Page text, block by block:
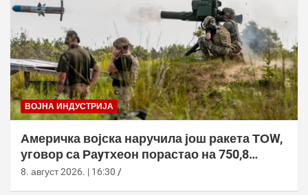
ВОЈНА ИНДУСТРИЈА
Америчка војска наручила још ракета ТОW,
уговор са Раyтхеон порастао на 750,8
милиона долара
8. август 2026. | 16:30